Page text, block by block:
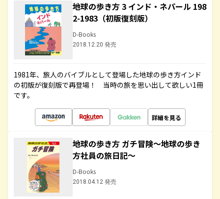
地球の歩き方 3 インド・ネパール 198
2-1983（初版復刻版）
D-Books
2018.12.20 発売
1981年、旅人のバイブルとして登場した地球の歩き方インド
の初版が復刻版で再登場！ 当時の旅を思い出して欲しい1冊
です。
詳細を見る
地球の歩き方 ガチ冒険～地球の歩き
方社員の旅日記～
D-Books
2018.04.12 発売